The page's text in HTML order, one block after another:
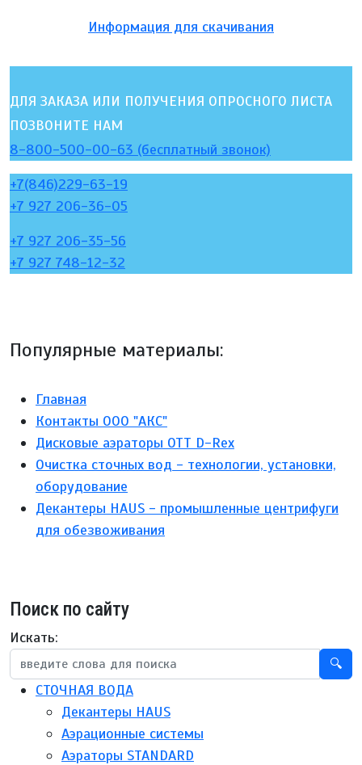
Информация для скачивания
ДЛЯ ЗАКАЗА ИЛИ ПОЛУЧЕНИЯ ОПРОСНОГО ЛИСТА
ПОЗВОНИТЕ НАМ
8-800-500-00-63 (бесплатный звонок)
+7(846)229-63-19
+7 927 206-36-05
+7 927 206-35-56
+7 927 748-12-32
Популярные материалы:
Главная
Контакты ООО "АКС"
Дисковые аэраторы ОТТ D-Rex
Очистка сточных вод - технологии, установки,
оборудование
Декантеры HAUS - промышленные центрифуги
для обезвоживания
Поиск по сайту
Искать:
🔍
СТОЧНАЯ ВОДА
Декантеры HAUS
Аэрационные системы
Аэраторы STANDARD